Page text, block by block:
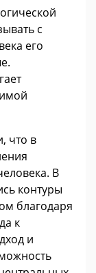
с
его
что в
В
контуры
благодаря
к
и